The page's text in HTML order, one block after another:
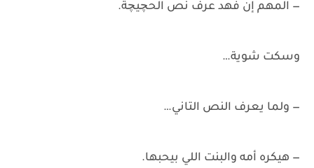
— المهم إن فهد عرف نص الحچيچة.
وسكت شوية…
— ولما يعرف النص التاني…
— هيكره أمه والبنت اللي بيحبها.